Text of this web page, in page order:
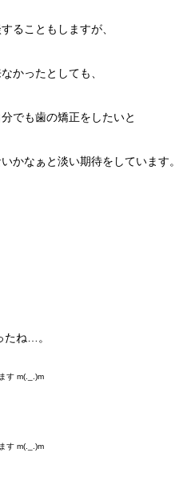
ることもしますが、
かったとしても、
でも歯の矯正をしたいと
かなぁと淡い期待をしています。
たね…。
す m(._.)m
す m(._.)m